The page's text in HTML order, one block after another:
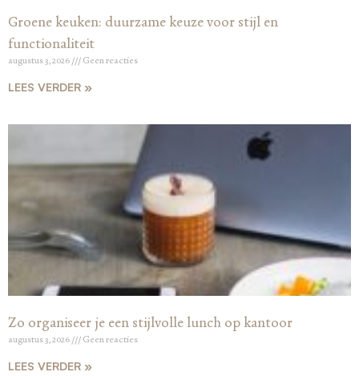
Groene keuken: duurzame keuze voor stijl en
functionaliteit
augustus 3, 2026 Geen reacties
LEES VERDER »
Zo organiseer je een stijlvolle lunch op kantoor
augustus 3, 2026 Geen reacties
LEES VERDER »